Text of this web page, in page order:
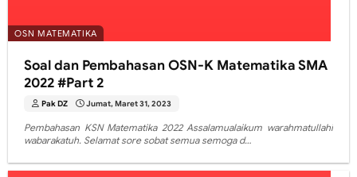
OSN MATEMATIKA
Soal dan Pembahasan OSN-K Matematika SMA
2022 #Part 2
Pak DZ Jumat, Maret 31, 2023
Pembahasan KSN Matematika 2022 Assalamualaikum warahmatullahi
wabarakatuh. Selamat sore sobat semua semoga d…